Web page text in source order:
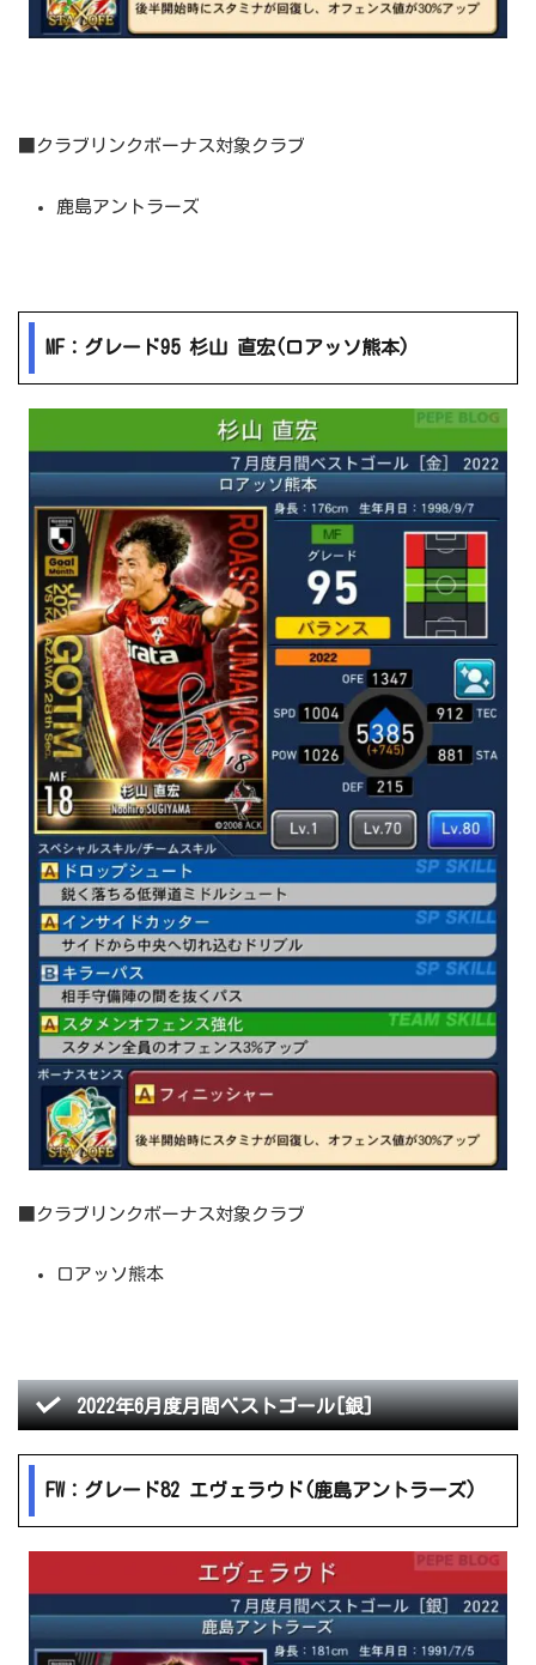
■クラブリンクボーナス対象クラブ
鹿島アントラーズ
MF：グレード95 杉山 直宏(ロアッソ熊本)
■クラブリンクボーナス対象クラブ
ロアッソ熊本
2022年6月度月間ベストゴール[銀]
FW：グレード82 エヴェラウド(鹿島アントラーズ)